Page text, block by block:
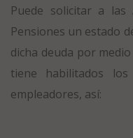
Puede solicitar a las
Pensiones un estado
dicha deuda por
tiene habilitados
empleadores, así: